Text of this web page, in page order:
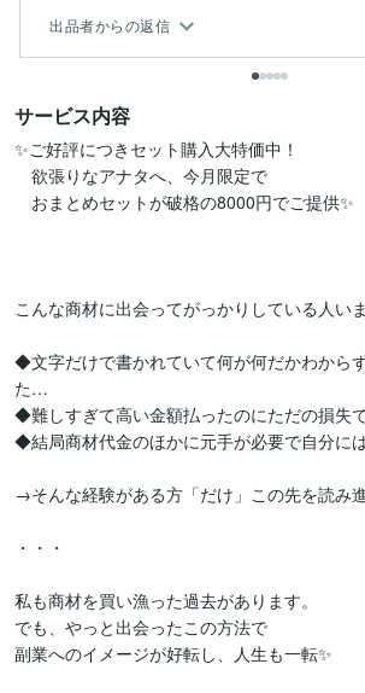
出品者からの返信
サービス内容
✨ご好評につきセット購入大特価中！
欲張りなアナタへ、今月限定で
おまとめセットが破格の8000円でご提供✨
こんな商材に出会ってがっかりしている人い
◆文字だけで書かれていて何が何だかわから
た…
◆難しすぎて高い金額払ったのにただの損失
◆結局商材代金のほかに元手が必要で自分に
→そんな経験がある方「だけ」この先を読み
・・・
私も商材を買い漁った過去があります。
でも、やっと出会ったこの方法で
副業へのイメージが好転し、人生も一転✨